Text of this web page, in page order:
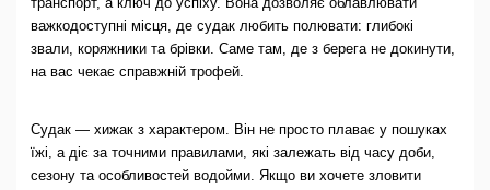
важкодоступні місця, де судак любить полювати: глибокі
звали, коряжники та брівки. Саме там, де з берега не докинути,
на вас чекає справжній трофей.
Судак — хижак з характером. Він не просто плаває у пошуках
їжі, а діє за точними правилами, які залежать від часу доби,
сезону та особливостей водойми. Якщо ви хочете зловити